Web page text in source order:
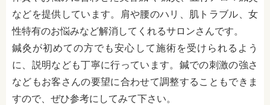
などを提供しています。肩や腰のハリ、肌トラブル、女
性特有のお悩みなど解消してくれるサロンさんです。
鍼灸が初めての方でも安心して施術を受けられるよう
に、説明なども丁寧に行っています。鍼での刺激の強さ
などもお客さんの要望に合わせて調整することもできま
すので、ぜひ参考にしてみて下さい。